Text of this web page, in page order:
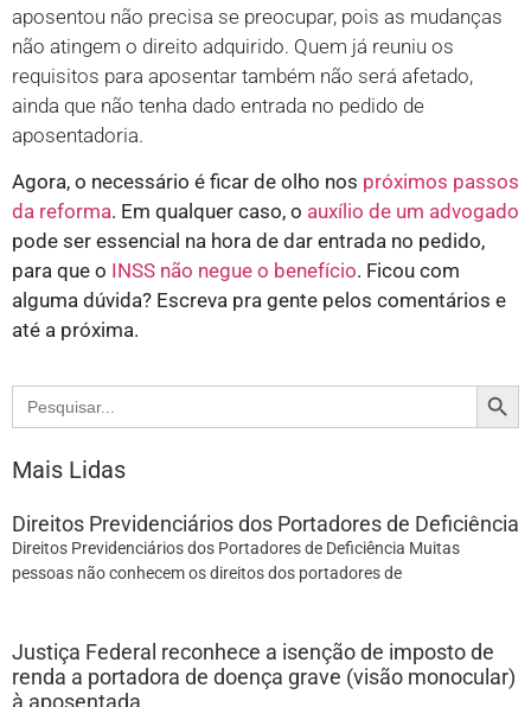
aposentou não precisa se preocupar, pois as mudanças
não atingem o direito adquirido. Quem já reuniu os
requisitos para aposentar também não será afetado,
ainda que não tenha dado entrada no pedido de
aposentadoria.
Agora, o necessário é ficar de olho nos próximos passos
da reforma. Em qualquer caso, o auxílio de um advogado
pode ser essencial na hora de dar entrada no pedido,
para que o INSS não negue o benefício. Ficou com
alguma dúvida? Escreva pra gente pelos comentários e
até a próxima.
Search
for:
Mais Lidas
Direitos Previdenciários dos Portadores de Deficiência
Direitos Previdenciários dos Portadores de Deficiência Muitas
pessoas não conhecem os direitos dos portadores de
Justiça Federal reconhece a isenção de imposto de
renda a portadora de doença grave (visão monocular)
à aposentada